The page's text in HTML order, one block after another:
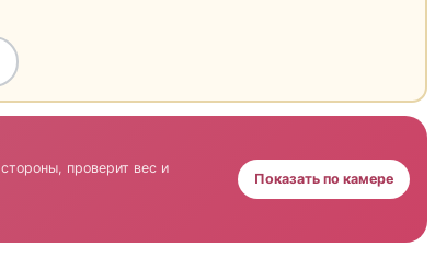
проверит вес и
Показать по камере